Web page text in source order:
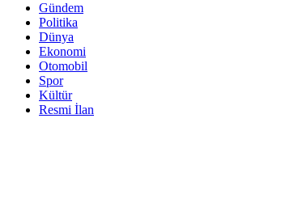
Gündem
Politika
Dünya
Ekonomi
Otomobil
Spor
Kültür
Resmi İlan